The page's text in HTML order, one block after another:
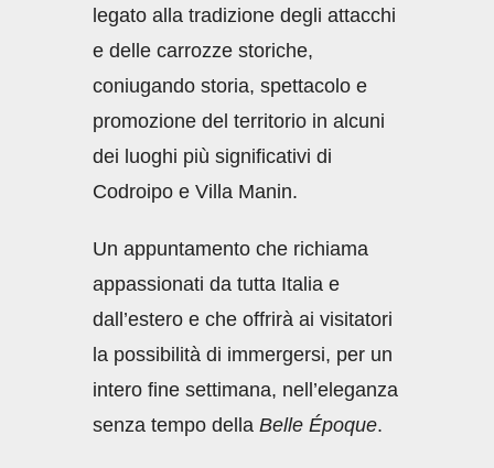
legato alla tradizione degli attacchi
e delle carrozze storiche,
coniugando storia, spettacolo e
promozione del territorio in alcuni
dei luoghi più significativi di
Codroipo e Villa Manin.
Un appuntamento che richiama
appassionati da tutta Italia e
dall’estero e che offrirà ai visitatori
la possibilità di immergersi, per un
intero fine settimana, nell’eleganza
senza tempo della Belle Époque.